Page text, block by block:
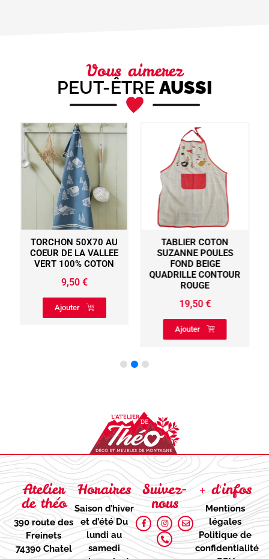
Vous aimerez
PEUT-ÊTRE AUSSI
TORCHON 50X70 AU
COEUR DE LA VALLEE
VERT 100% COTON
9,50 €
Ajouter
TABLIER COTON
SUZANNE POULES
FOND BEIGE
QUADRILLE CONTOUR
ROUGE
19,50€
Ajouter
Atelier
de théo
390 route des
Freinets
74390 Chatel
Horaires
Saison d’hiver
et d’étéDu
lundi au
samedi
Suivez-
nous
+ d'infos
Mentions
légales
Politique de
confidentialité